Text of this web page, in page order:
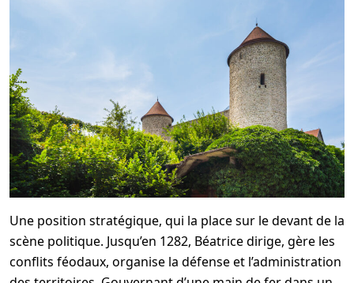
Une position stratégique, qui la place sur le devant de la
scène politique. Jusqu’en 1282, Béatrice dirige, gère les
conflits féodaux, organise la défense et l’administration